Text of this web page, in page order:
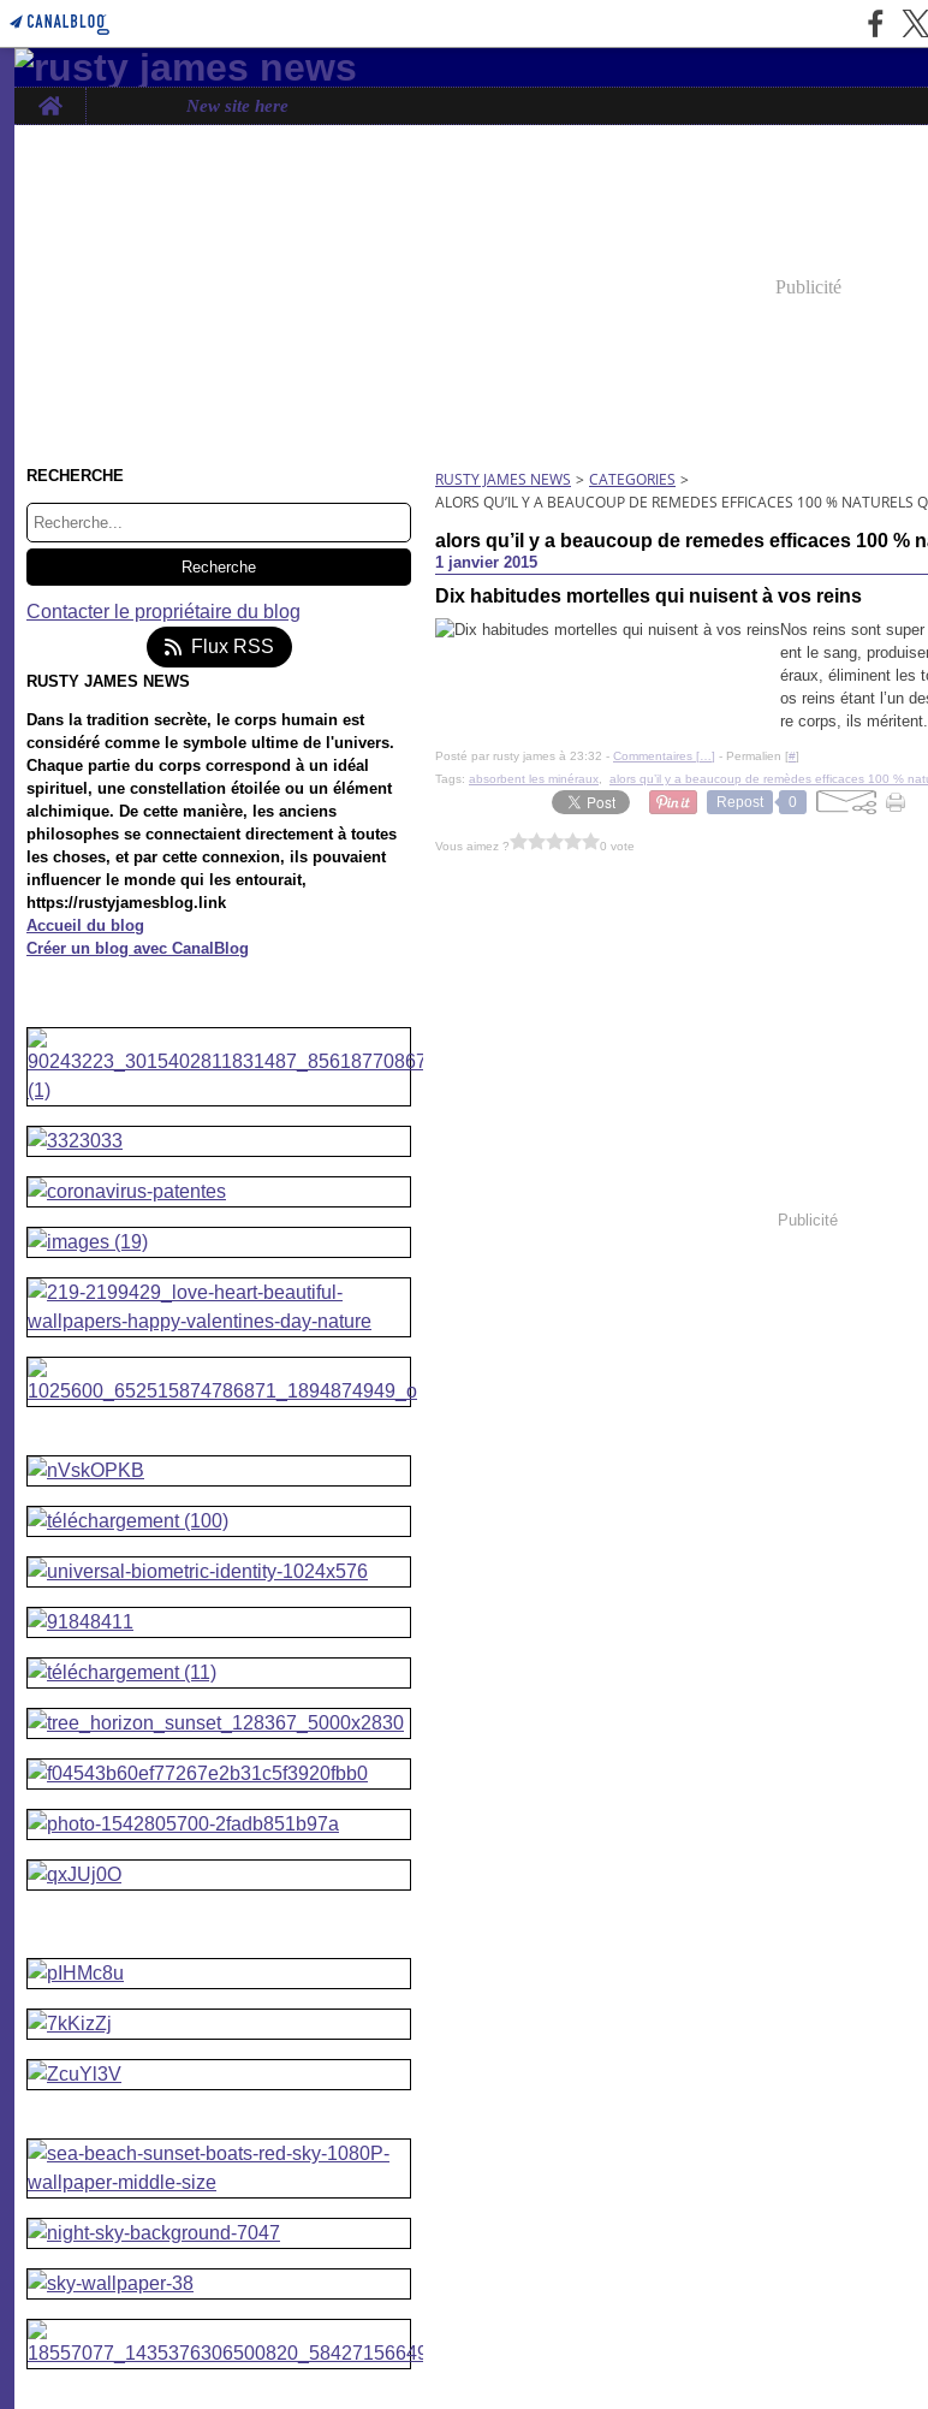
Home New site here
Publicité
RECHERCHE
Contacter le propriétaire du blog
Flux RSS
RUSTY JAMES NEWS
Dans la tradition secrète, le corps humain est
considéré comme le symbole ultime de l'univers.
Chaque partie du corps correspond à un idéal
spirituel, une constellation étoilée ou un élément
alchimique. De cette manière, les anciens
philosophes se connectaient directement à toutes
les choses, et par cette connexion, ils pouvaient
influencer le monde qui les entourait,
https://rustyjamesblog.link
Accueil du blog
Créer un blog avec CanalBlog
RUSTY JAMES NEWS > CATEGORIES >
ALORS QU’IL Y A BEAUCOUP DE REMEDES EFFICACES 100 % NATURELS
alors qu’il y a beaucoup de remedes efficaces 100 %
1 janvier 2015
Dix habitudes mortelles qui nuisent à vos reins
Nos reins sont
ent le sang,
éraux, éliminent les
os reins étant l’un
re corps, ils
Posté par rusty james à 23:32 - Commentaires [ ] - Permalien [#]
Tags: absorbent les minéraux alors qu’il y a beaucoup de remèdes efficaces 100 %
Repost 0
Vous aimez ? 0 vote
Publicité